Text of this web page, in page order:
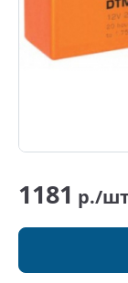
1181 р./